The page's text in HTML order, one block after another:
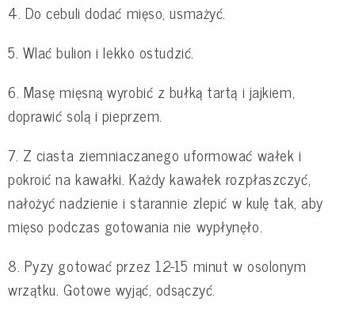
4. Do cebuli dodać mięso, usmażyć.
5. Wlać bulion i lekko ostudzić.
6. Masę mięsną wyrobić z bułką tartą i jajkiem,
doprawić solą i pieprzem.
7. Z ciasta ziemniaczanego uformować wałek i
pokroić na kawałki. Każdy kawałek rozpłaszczyć,
nałożyć nadzienie i starannie zlepić w kulę tak, aby
mięso podczas gotowania nie wypłynęło.
8. Pyzy gotować przez 12-15 minut w osolonym
wrzątku. Gotowe wyjąć, odsączyć.